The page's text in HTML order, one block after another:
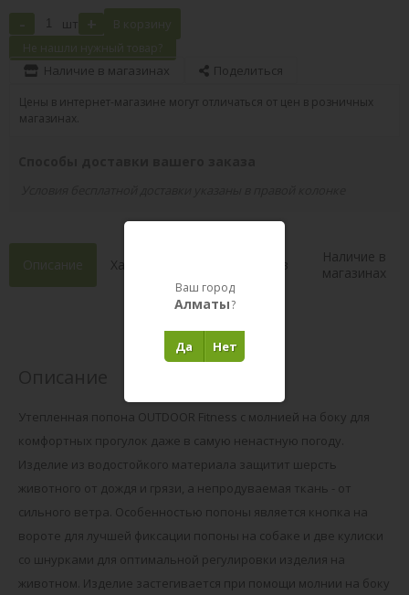
- шт + В корзину
Не нашли нужный товар?
Наличие в магазинах Поделиться
Цены в интернет-магазине могут отличаться от цен в розничных
магазинах.
Описание Характеристики Состав
Наличие в
магазинах
Утепленная попона OUTDOOR Fitness с молнией на боку для
комфортных прогулок даже в самую ненастную погоду.
Изделие из водостойкого материала защитит шерсть
животного от дождя и грязи, а непродуваемая ткань - от
сильного ветра. Особенностью попоны является кнопка на
вороте для лучшей фиксации попоны на собаке и две кулиски
со шнурками для оптимальной регулировки изделия на
животном. Изделие застегивается при помощи молнии на боку
Ваш город
Алматы?
Нет
Да